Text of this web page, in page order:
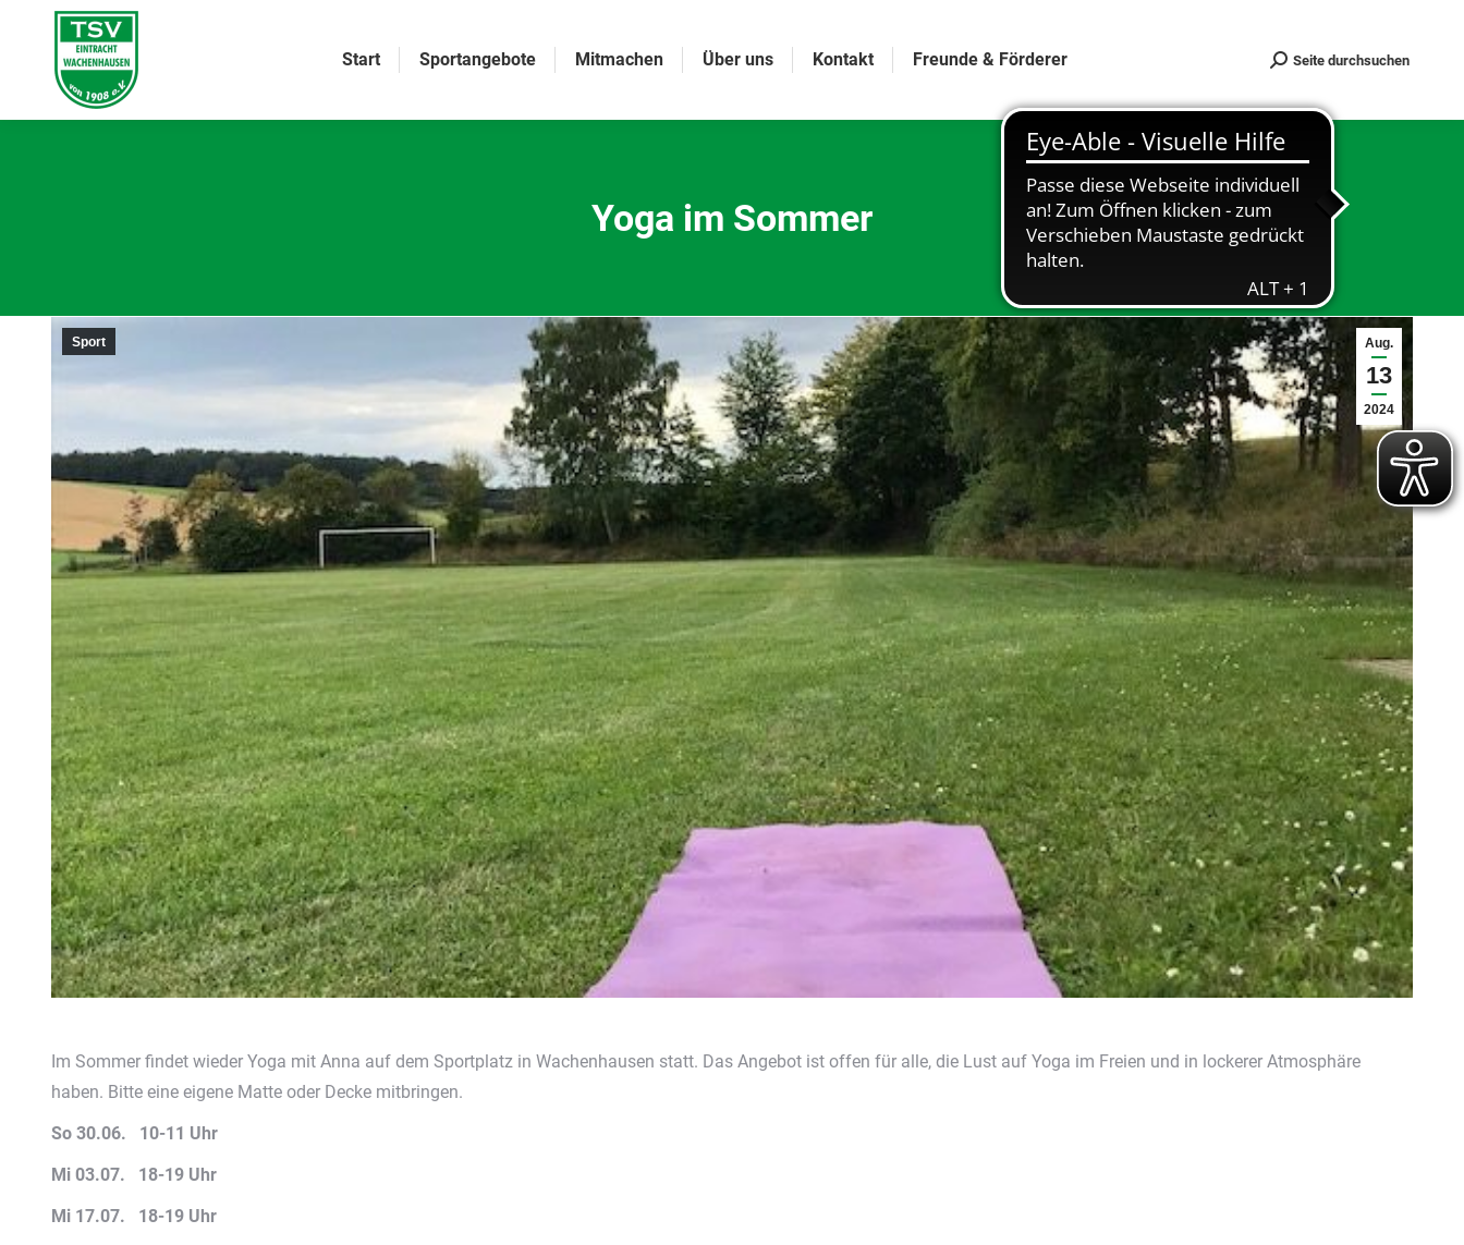
Start Sportangebote Mitmachen Über uns Kontakt Freunde & Förderer Search:
Seite durchsuchen
Yoga im Sommer
Aug.
13
2024
Sport
Im Sommer findet wieder Yoga mit Anna auf dem Sportplatz in Wachenhausen statt. Das Angebot ist offen für alle, die Lust auf Yoga im Freien und in lockerer Atmosphäre
haben. Bitte eine eigene Matte oder Decke mitbringen.
So 30.06. 10-11 Uhr
Mi 03.07. 18-19 Uhr
Mi 17.07. 18-19 Uhr